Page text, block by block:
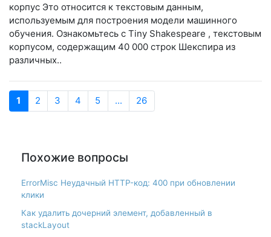
корпус Это относится к текстовым данным,
используемым для построения модели машинного
обучения. Ознакомьтесь с Tiny Shakespeare , текстовым
корпусом, содержащим 40 000 строк Шекспира из
различных..
1 2 3 4 5 ... 26
Похожие вопросы
ErrorMisc Неудачный HTTP-код: 400 при обновлении
клики
Как удалить дочерний элемент, добавленный в
stackLayout